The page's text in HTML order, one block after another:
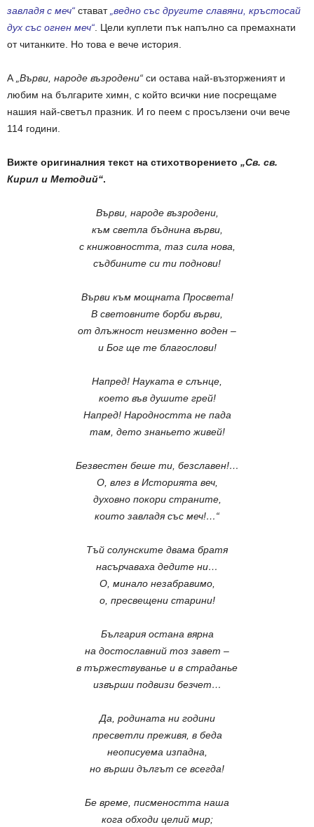
завладя с меч“ стават „ведно със другите славяни, кръстосай
дух със огнен меч“ . Цели куплети пък напълно са премахнати
от читанките. Но това е вече история.
А „Върви, народе възродени“ си остава най-възторженият и
любим на българите химн, с който всички ние посрещаме
нашия най-светъл празник. И го пеем с просълзени очи вече
114 години.
Вижте оригиналния текст на стихотворението „Св. св.
Кирил и Методий“.
Върви, народе възродени,
към светла бъднина върви,
с книжовността, таз сила нова,
съдбините си ти поднови!
Върви към мощната Просвета!
В световните борби върви,
от длъжност неизменно воден –
и Бог ще те благослови!
Напред! Науката е слънце,
което във душите грей!
Напред! Народността не пада
там, дето знаньето живей!
Безвестен беше ти, безславен!…
О, влез в Историята веч,
духовно покори страните,
които завладя със меч!…“
Тъй солунските двама братя
насърчаваха дедите ни…
О, минало незабравимо,
о, пресвещени старини!
България остана вярна
на достославний тоз завет –
в тържествуванье и в страданье
извърши подвизи безчет…
Да, родината ни години
пресветли преживя, в беда
неописуема изпадна,
но върши дългът се всегда!
Бе време, писмеността наша
кога обходи целий мир;